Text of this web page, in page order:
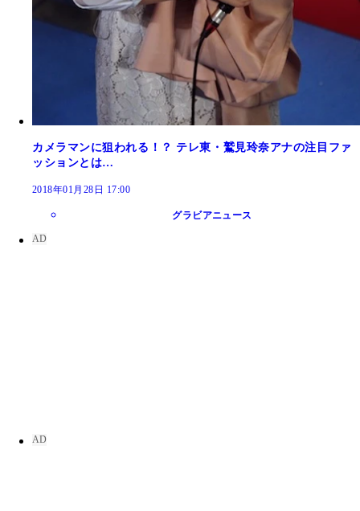
カメラマンに狙われる！？ テレ東・鷲見玲奈アナの注目ファ
ッションとは…
2018年01月28日 17:00
グラビアニュース